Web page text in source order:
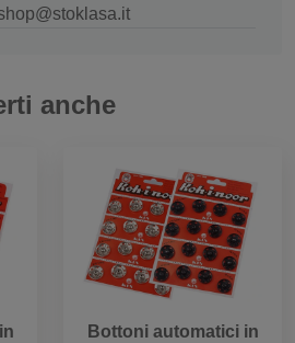
anche
Bottoni automatici in